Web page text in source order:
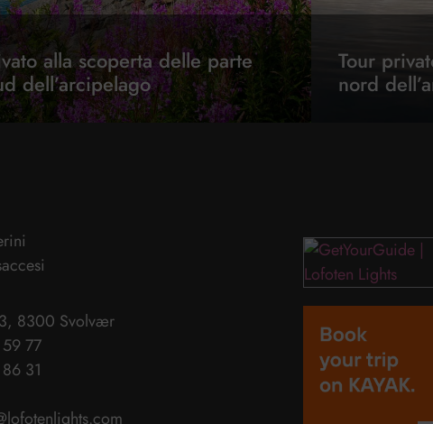
alla scoperta delle parte
dell’arcipelago
Tour
nord
8300 Svolvær
77
31